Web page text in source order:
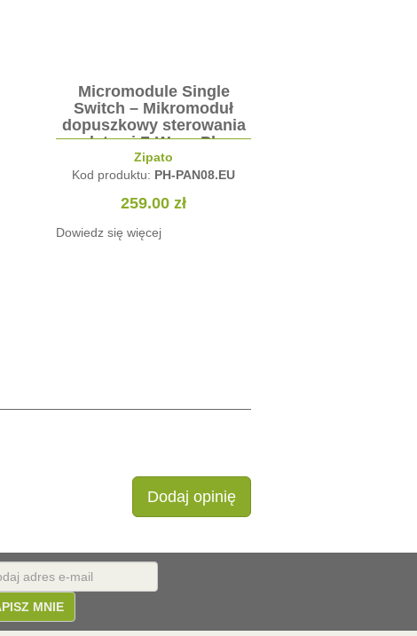
Micromodule Single
Switch – Mikromoduł
sterowania
roletami Z-Wave Plus
Kod produktu:PH-PAN08.EU
się więcej
RGBW Controller –
kontroler oświetlenia
Kod produktu:
Dodaj opinię
MNIE